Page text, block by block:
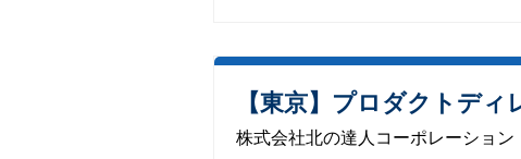
【東京】プロダクトデ
株式会社北の達人コーポレーション